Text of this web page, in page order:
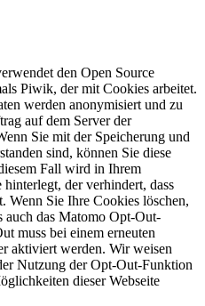
den Open Source
Piwik, der mit Cookies arbeitet.
werden anonymisiert und zu
auf dem Server der
Sie mit der Speicherung und
sind, können Sie diese
Fall wird in Ihrem
der verhindert, dass
Wenn Sie Ihre Cookies löschen,
auch das Matomo Opt-Out-
muss bei einem erneuten
aktiviert werden. Wir weisen
Nutzung der Opt-Out-Funktion
dieser Webseite